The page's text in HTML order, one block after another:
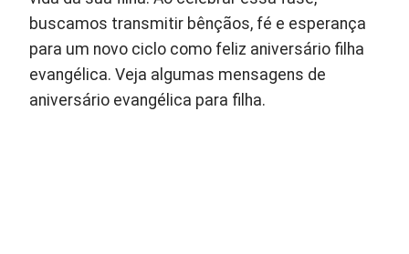
buscamos transmitir bênçãos, fé e esperança
para um novo ciclo como feliz aniversário filha
evangélica. Veja algumas mensagens de
aniversário evangélica para filha.